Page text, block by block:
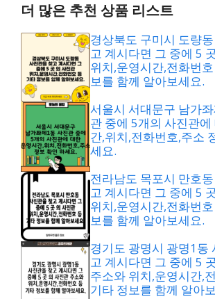
더 많은 추천 상품 리스트
경상북도 구미시 도량
고 계시다면 그 중에 5
위치,운영시간,전화번
보를 함께 알아보세요.
서울시 서대문구 남가
관 중에 5개의 사진관에
간,위치,전화번호,주소
세요.
전라남도 목포시 만호
고 계시다면 그 중에 5
위치,운영시간,전화번
보를 함께 알아보세요.
경기도 광명시 광명1동
고 계시다면 그 중에 5
주소와 위치,운영시간,
기타 정보를 함께 알아